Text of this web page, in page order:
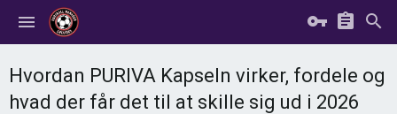
Hvordan PURIVA Kapseln virker, fordele og
hvad der får det til at skille sig ud i 2026